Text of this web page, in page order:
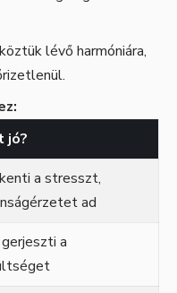
lévő harmóniára,
jó?
a stresszt,
ad
a